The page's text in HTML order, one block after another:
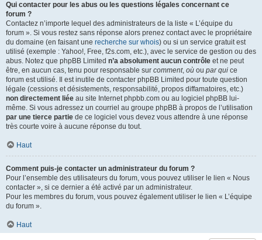
Qui contacter pour les abus ou les questions légales concernant ce
forum ?
Contactez n’importe lequel des administrateurs de la liste « L’équipe du
forum ». Si vous restez sans réponse alors prenez contact avec le propriétaire
du domaine (en faisant une recherche sur whois) ou si un service gratuit est
utilisé (exemple : Yahoo!, Free, f2s.com, etc.), avec le service de gestion ou des
abus. Notez que phpBB Limited n’a absolument aucun contrôle et ne peut
être, en aucun cas, tenu pour responsable sur comment, où ou par qui ce
forum est utilisé. Il est inutile de contacter phpBB Limited pour toute question
légale (cessions et désistements, responsabilité, propos diffamatoires, etc.)
non directement liée au site Internet phpbb.com ou au logiciel phpBB lui-
même. Si vous adressez un courriel au groupe phpBB à propos de l’utilisation
par une tierce partie de ce logiciel vous devez vous attendre à une réponse
très courte voire à aucune réponse du tout.
Haut
Comment puis-je contacter un administrateur du forum ?
Pour l’ensemble des utilisateurs du forum, vous pouvez utiliser le lien « Nous
contacter », si ce dernier a été activé par un administrateur.
Pour les membres du forum, vous pouvez également utiliser le lien « L’équipe
du forum ».
Haut